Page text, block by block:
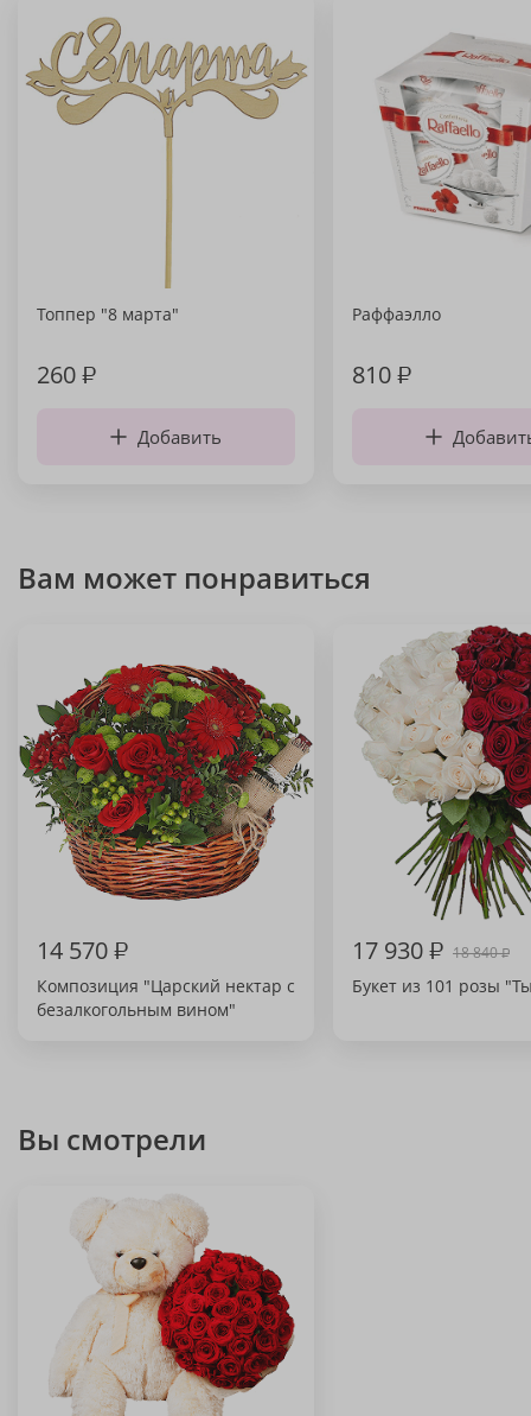
Топпер "8 марта"
260₽
Добавить
Раффаэлло
810₽
Вам может понравиться
14 570₽
Композиция "Царский нектар с
безалкогольным вином"
17 930₽ 18 840₽
Букет из 101 розы
Вы смотрели